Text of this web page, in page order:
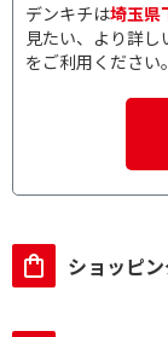
デンキチは埼玉県
見たい、より詳
をご利用ください。
ショッピ